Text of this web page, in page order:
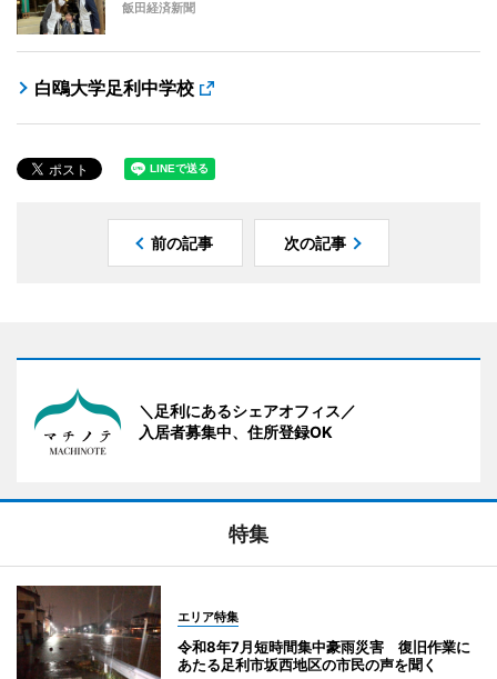
飯田経済新聞
白鴎大学足利中学校
前の記事 次の記事
＼足利にあるシェアオフィス／
入居者募集中、住所登録OK
特集
エリア特集
令和8年7月短時間集中豪雨災害 復旧作業に
あたる足利市坂西地区の市民の声を聞く